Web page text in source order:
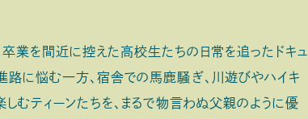
業を間近に控えた高校生たちの日常を追ったドキュ
路に悩む一方、宿舎での馬鹿騒ぎ、川遊びやハイキ
しむティーンたちを、まるで物言わぬ父親のように優